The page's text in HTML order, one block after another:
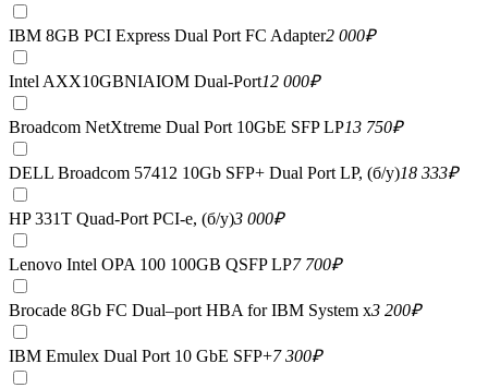
IBM 8GB PCI Express Dual Port FC Adapter2 000₽
Intel AXX10GBNIAIOM Dual-Port12 000₽
Broadcom NetXtreme Dual Port 10GbE SFP LP13 750₽
DELL Broadcom 57412 10Gb SFP+ Dual Port LP, (б/у)18 333₽
HP 331T Quad-Port PCI-e, (б/у)3 000₽
Lenovo Intel OPA 100 100GB QSFP LP7 700₽
Brocade 8Gb FC Dual–port HBA for IBM System x3 200₽
IBM Emulex Dual Port 10 GbE SFP+7 300₽